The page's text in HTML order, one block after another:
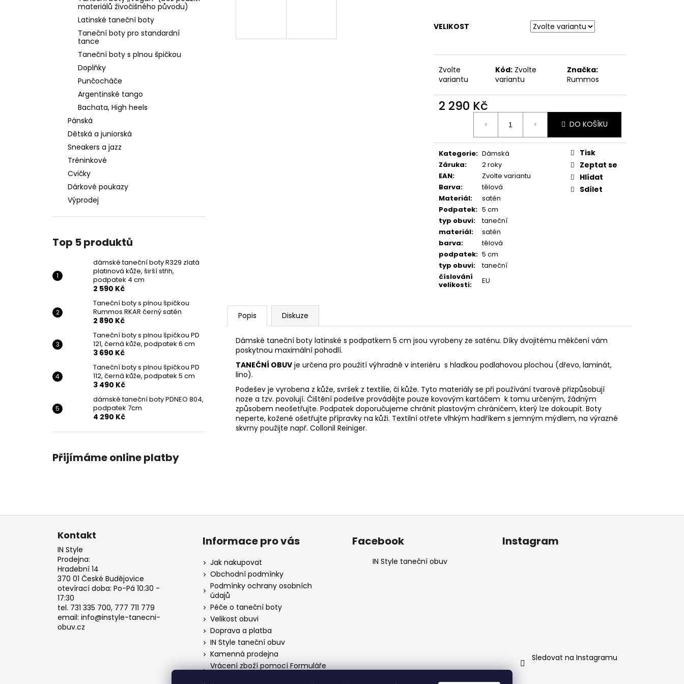
materiálů živočišného původu)
Latinské taneční boty
Taneční boty pro standardní
tance
Taneční boty s plnou špičkou
Doplňky
Punčocháče
Argentinské tango
Bachata, High heels
Pánská
Dětská a juniorská
Sneakers a jazz
Tréninkové
Cvičky
Dárkové poukazy
Výprodej
Top 5 produktů
dámské taneční boty R329 zlatá
platinová kůže, širší střih,
podpatek 4 cm
2 590 Kč
Taneční boty s plnou špičkou
Rummos RKAR černý satén
2 890 Kč
Taneční boty s plnou špičkou PD
121, černá kůže, podpatek 6 cm
3 690 Kč
Taneční boty s plnou špičkou PD
112, černá kůže, podpatek 5 cm
3 490 Kč
dámské taneční boty PDNEO 804,
podpatek 7cm
4 290 Kč
Přijímáme online platby
VELIKOST
Zvolte
variantu
Kód: Zvolte
variantu
Značka:
Rummos
2 290 Kč
DO KOŠÍKU
Kategorie: Dámská
Záruka:
2 roky
EAN:
Zvolte variantu
Barva:
tělová
Materiál:
satén
Podpatek: 5 cm
typ obuvi:
taneční
materiál:
satén
barva:
tělová
podpatek: 5 cm
typ obuvi:
taneční
číslování
velikosti: EU
Tisk
Zeptat se
Hlídat
Sdílet
Popis Diskuze
Dámské taneční boty latinské s podpatkem 5 cm jsou vyrobeny ze saténu. Díky dvojitému měkčení vám
poskytnou maximální pohodlí.
TANEČNÍ OBUV je určena pro použití výhradně v interiéru s hladkou podlahovou plochou (dřevo, laminát,
lino).
Podešev je vyrobena z kůže, svršek z textilie, či kůže. Tyto materiály se při používání tvarově přizpůsobují
noze a tzv. povolují. Čištění podešve provádějte pouze kovovým kartáčem k tomu určeným, žádným
způsobem neošetřujte. Podpatek doporučujeme chránit plastovým chráničem, který lze dokoupit. Boty
neperte, kožené ošetřujte přípravky na kůži. Textilní otřete vlhkým hadříkem s jemným mýdlem, na výrazné
skvrny použijte např. Collonil Reiniger.
2 590 Kč
Kontakt
IN Style
Prodejna:
Hradební 14
370 01 České Budějovice
otevírací doba: Po-Pá 10:30 -
17:30
tel. 731 335 700, 777 711 779
email: info@instyle-tanecni-
obuv.cz
Informace pro vás
Jak nakupovat
Obchodní podmínky
Podmínky ochrany osobních
údajů
Péče o taneční boty
Velikost obuvi
Doprava a platba
IN Style taneční obuv
Kamenná prodejna
Vrácení zboží pomocí Formuláře
Facebook
IN Style taneční obuv
Instagram
Sledovat na Instagramu